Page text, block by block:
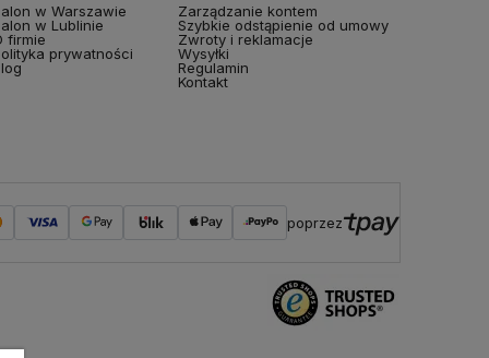
w Warszawie
w Lublinie
firmie
prywatności
Zarządzanie kontem
Szybkie odstąpienie od umowy
Zwroty i reklamacje
Wysyłki
Regulamin
Kontakt
poprzez